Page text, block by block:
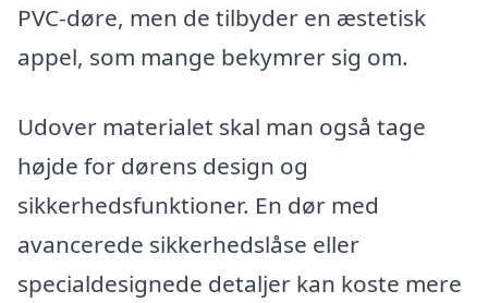
PVC-døre, men de tilbyder en æstetisk
appel, som mange bekymrer sig om.
Udover materialet skal man også tage
højde for dørens design og
sikkerhedsfunktioner. En dør med
avancerede sikkerhedslåse eller
specialdesignede detaljer kan koste mere